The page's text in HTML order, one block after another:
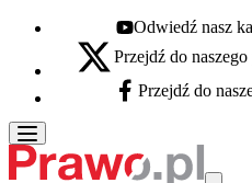
Youtube - otwiera się w
Odwiedź nasz
X - otwiera się w nowej karcie
Przejdź do
Facebook - otwiera się w
Przejdź do